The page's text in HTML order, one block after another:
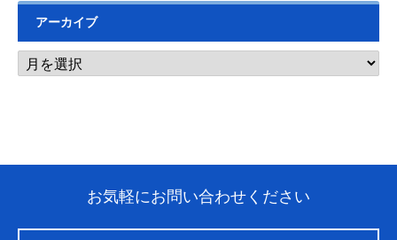
アーカイブ
お気軽にお問い合わせください